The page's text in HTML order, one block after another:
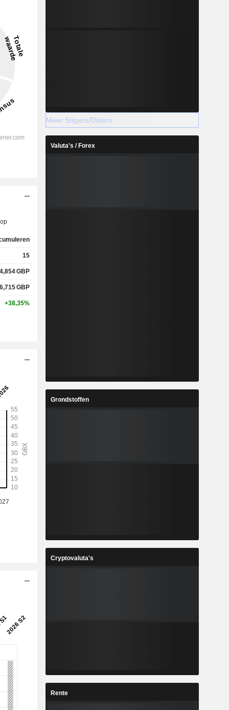
15
4,854GBP
6,715GBP
+38,35%
Meer Stijgers/Dalers
Valuta's / Forex
Grondstoffen
Cryptovaluta's
Rente